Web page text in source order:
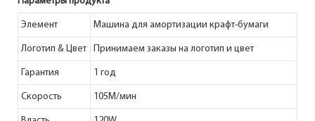
Элемент Машина для амортизации крафт-бумаги
Логотип & Цвет Принимаем заказы на логотип и цвет
Гарантия 1 год
Скорость 105М/мин